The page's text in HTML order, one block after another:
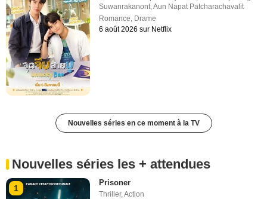
Suwanrakanont,Aun Napat Patcharachavalit
Romance, Drame
6 août 2026 sur Netflix
Nouvelles séries en ce moment à la TV
Nouvelles séries les + attendues
1
Prisoner
Thriller,Action